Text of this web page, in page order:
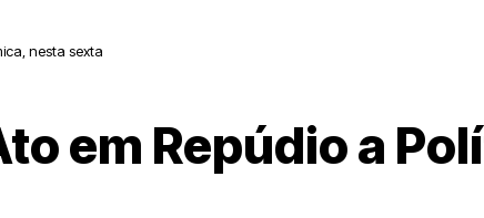
nesta sexta
em Repúdio a